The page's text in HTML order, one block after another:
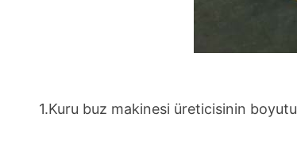
1.Kuru buz makinesi üreticisinin boyutu